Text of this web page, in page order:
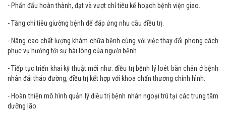
- Phấn đấu hoàn thành, đạt và vượt chỉ tiêu kế hoạch bệnh viện giao.
- Tăng chỉ tiêu giường bệnh để đáp ứng nhu cầu điều trị.
- Nâng cao chất lượng khám chữa bệnh cùng với việc thay đổi phong cách
phục vụ hướng tới sự hài lòng của người bệnh.
- Tiếp tục triển khai kỹ thuật mới như: điều trị bệnh lý loét bàn chân ở bệnh
nhân đái tháo đường, điều trị kết hợp với khoa chấn thương chỉnh hình.
- Hoàn thiện mô hình quản lý điều trị bệnh nhân ngoại trú tại các trung tâm
dưỡng lão.